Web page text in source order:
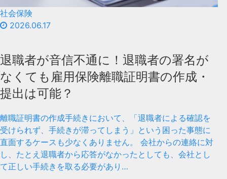
社会保険
2026.06.17
退職者が音信不通に！退職者の署名が
なくても雇用保険離職証明書の作成・
提出は可能？
離職証明書の作成手続きにおいて、「退職者による確認を
受けられず、手続きが滞ってしまう」という困った事態に
直面するケースも少なくありません。 会社からの連絡に対
し、たとえ退職者から応答がなかったとしても、会社とし
て正しい手続きを取る必要があり…